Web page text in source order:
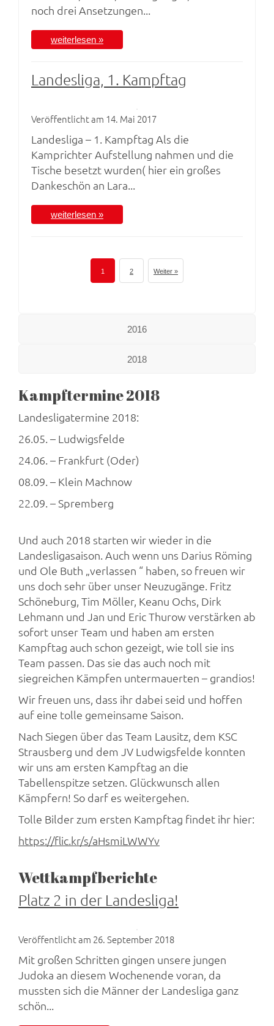
noch drei Ansetzungen...
weiterlesen »
Landesliga, 1. Kampftag
Veröffentlicht am 14. Mai 2017
Landesliga – 1. Kampftag Als die
Kamprichter Aufstellung nahmen und die
Tische besetzt wurden( hier ein großes
Dankeschön an Lara...
weiterlesen »
1 2 Weiter »
2016
2018
Kampftermine 2018
Landesligatermine 2018:
26.05. – Ludwigsfelde
24.06. – Frankfurt (Oder)
08.09. – Klein Machnow
22.09. – Spremberg
Und auch 2018 starten wir wieder in die
Landesligasaison. Auch wenn uns Darius Röming
und Ole Buth „verlassen “ haben, so freuen wir
uns doch sehr über unser Neuzugänge. Fritz
Schöneburg, Tim Möller, Keanu Ochs, Dirk
Lehmann und Jan und Eric Thurow verstärken ab
sofort unser Team und haben am ersten
Kampftag auch schon gezeigt, wie toll sie ins
Team passen. Das sie das auch noch mit
siegreichen Kämpfen untermauerten – grandios!
Wir freuen uns, dass ihr dabei seid und hoffen
auf eine tolle gemeinsame Saison.
Nach Siegen über das Team Lausitz, dem KSC
Strausberg und dem JV Ludwigsfelde konnten
wir uns am ersten Kampftag an die
Tabellenspitze setzen. Glückwunsch allen
Kämpfern! So darf es weitergehen.
Tolle Bilder zum ersten Kampftag findet ihr hier:
https://flic.kr/s/aHsmiLWWYv
Wettkampfberichte
Platz 2 in der Landesliga!
Veröffentlicht am 26. September 2018
Mit großen Schritten gingen unsere jungen
Judoka an diesem Wochenende voran, da
mussten sich die Männer der Landesliga ganz
schön...